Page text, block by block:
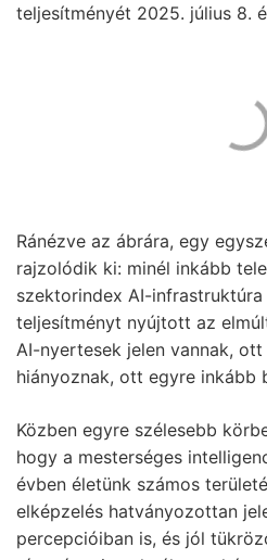
teljesítményét 2025. július 8.
Ránézve az ábrára, egy
rajzolódik ki: minél inkább
szektorindex AI-
teljesítményt nyújtott az
AI-nyertesek jelen vannak,
hiányoznak, ott egyre inkább
Közben egyre szélesebb
hogy a mesterséges
évben életünk számos
elképzelés hatványozottan
percepcióiban is, és jól